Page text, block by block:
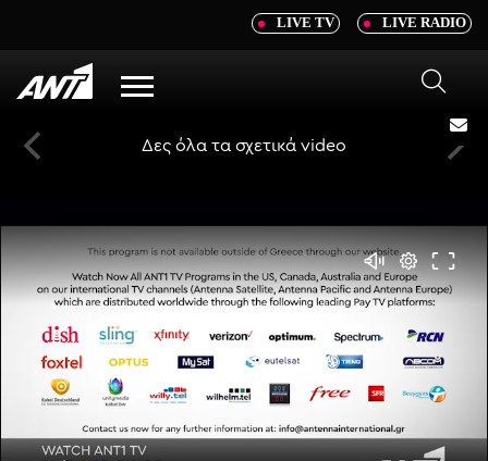
περιεχόμενο
LIVE TV LIVE RADIO
Δες όλα τα σχετικά video